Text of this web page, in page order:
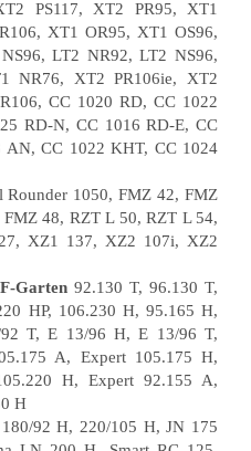
PS117, XT2 PR95, XT1
XT1 OR95, XT1 OS96,
LT2 NR92, LT2 NS96,
NR76, XT2 PR106ie, XT2
CC 1020 RD, CC 1022
RD-N, CC 1016 RD-E, CC
AN, CC 1022 KHT, CC 1024
1050, FMZ 42, FMZ
48, RZT L 50, RZT L 54,
XZ1 137, XZ2 107i, XZ2
Garten92.130 T, 96.130 T,
HP, 106.230 H, 95.165 H,
T, E 13/96 H, E 13/96 T,
A, Expert 105.175 H,
H, Expert 92.155 A,
H
180/92 H, 220/105 H, JN 175